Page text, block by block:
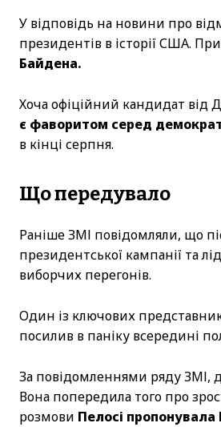
У відповідь на новини про
президентів в історії США.
Байдена.
Хоча офіційний кандидат від
є фаворитом серед
в кінці серпня.
Що передувало
Раніше ЗМІ повідомляли, що
президентської кампанії та
виборчих перегонів.
Один із ключових
посилив в паніку всередині
За повідомленнями ряду ЗМІ,
Вона попередила того про
розмови Пелосі пропонувала